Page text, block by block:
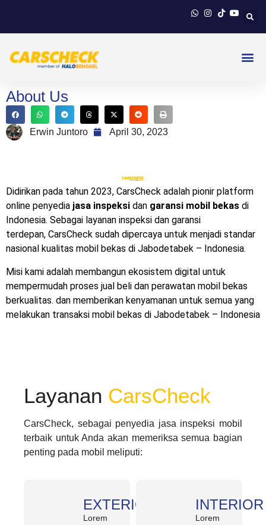
About Us
Erwin Juntoro April 30, 2023
Didirikan pada tahun 2023, CarsCheck adalah pionir platform
online penyedia jasa inspeksi dan garansi mobil bekas di
Indonesia. Sebagai layanan inspeksi dan garansi
terdepan, CarsCheck sudah dipercaya untuk menjadi standar
nasional kualitas mobil bekas di Jabodetabek – Indonesia.
Misi kami adalah membangun ekosistem digital untuk
mempermudah proses jual beli dan perawatan mobil bekas
berkualitas. dan memberikan kenyamanan untuk semua yang
melakukan transaksi mobil bekas di Jabodetabek – Indonesia
Layanan CarsCheck
CarsCheck, sebagai penyedia jasa inspeksi mobil
terbaik untuk Anda akan memeriksa semua bagian
penting pada mobil meliputi:
EXTERIOR
Lorem
INTERIOR
Lorem